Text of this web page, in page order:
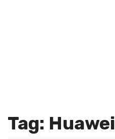
Tag: